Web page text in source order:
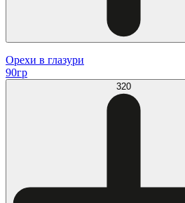
Орехи в глазури
90гр
320